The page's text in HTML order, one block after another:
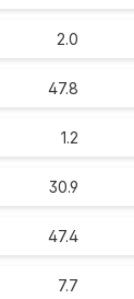
2.0
47.8
1.2
30.9
47.4
7.7